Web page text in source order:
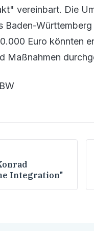
vereinbart. Die
Baden-
Euro könnten
Maßnahmen
Integration"